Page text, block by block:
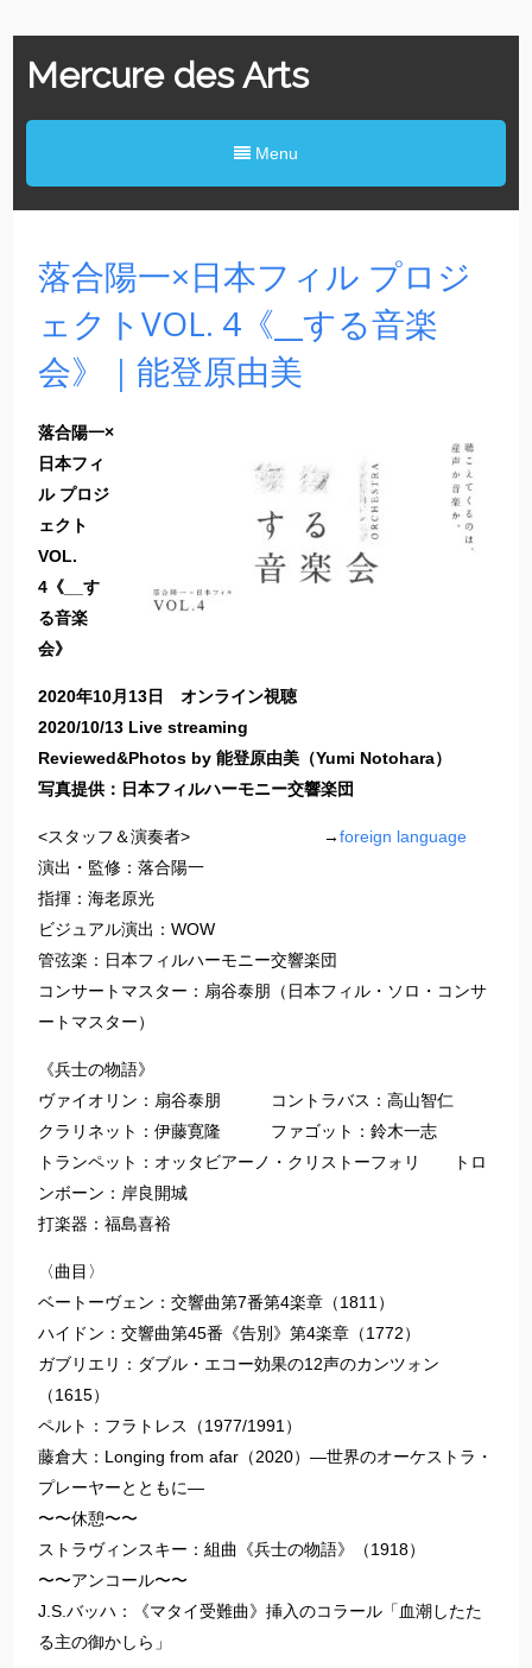
Mercure des Arts
Menu
落合陽一×日本フィル プロジ
ェクトVOL. 4《__する音楽
会》｜能登原由美
落合陽一×
日本フィ
ル プロジ
ェクト
VOL.
4《__す
る音楽
会》
2020年10月13日 オンライン視聴
2020/10/13 Live streaming
Reviewed&Photos by 能登原由美（Yumi Notohara）
写真提供：日本フィルハーモニー交響楽団
<スタッフ＆演奏者> →foreign language
演出・監修：落合陽一
指揮：海老原光
ビジュアル演出：WOW
管弦楽：日本フィルハーモニー交響楽団
コンサートマスター：扇谷泰朋（日本フィル・ソロ・コンサ
ートマスター）
《兵士の物語》
ヴァイオリン：扇谷泰朋 コントラバス：高山智仁
クラリネット：伊藤寛隆 ファゴット：鈴木一志
トランペット：オッタビアーノ・クリストーフォリ トロ
ンボーン：岸良開城
打楽器：福島喜裕
〈曲目〉
ベートーヴェン：交響曲第7番第4楽章（1811）
ハイドン：交響曲第45番《告別》第4楽章（1772）
ガブリエリ：ダブル・エコー効果の12声のカンツォン
（1615）
ペルト：フラトレス（1977/1991）
藤倉大：Longing from afar（2020）―世界のオーケストラ・
プレーヤーとともに―
〜〜休憩〜〜
ストラヴィンスキー：組曲《兵士の物語》（1918）
〜〜アンコール〜〜
J.S.バッハ：《マタイ受難曲》挿入のコラール「血潮したた
る主の御かしら」